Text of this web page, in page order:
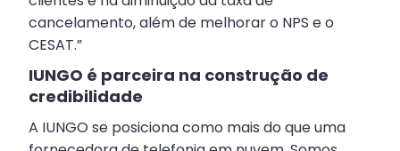
cancelamento, além de melhorar o NPS e o
CESAT.”
IUNGO é parceira na construção de
credibilidade
A IUNGO se posiciona como mais do que uma